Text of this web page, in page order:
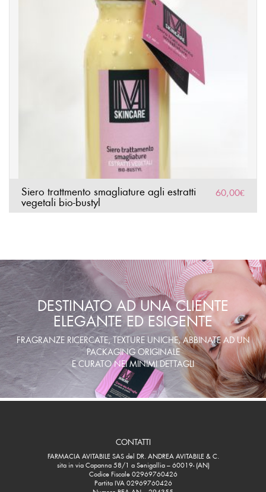
Siero trattmento smagliature agli estratti
vegetali bio-bustyl
60,00€
DESTINATO AD UNA CLIENTE
ELEGANTE ED ESIGENTE
FRAGRANZE RICERCATE, TEXTURE UNICHE, ABBINATE AD UN
PACKAGING ORIGINALE
E CURATO NEI MINIMI DETTAGLI
CONTATTI
FARMACIA AVITABILE SAS del DR. ANDREA AVITABILE & C.
sita in via Capanna 58/1 a Senigallia – 60019- (AN)
Codice Fiscale 02969760426
Partita IVA 02969760426
Numero REA AN – 294355